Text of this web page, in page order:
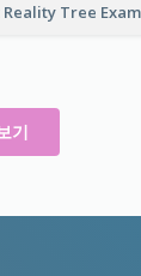
Tree
기